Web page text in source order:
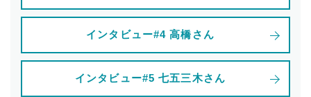
インタビュー#4 高橋さん
インタビュー#5 七五三木さん